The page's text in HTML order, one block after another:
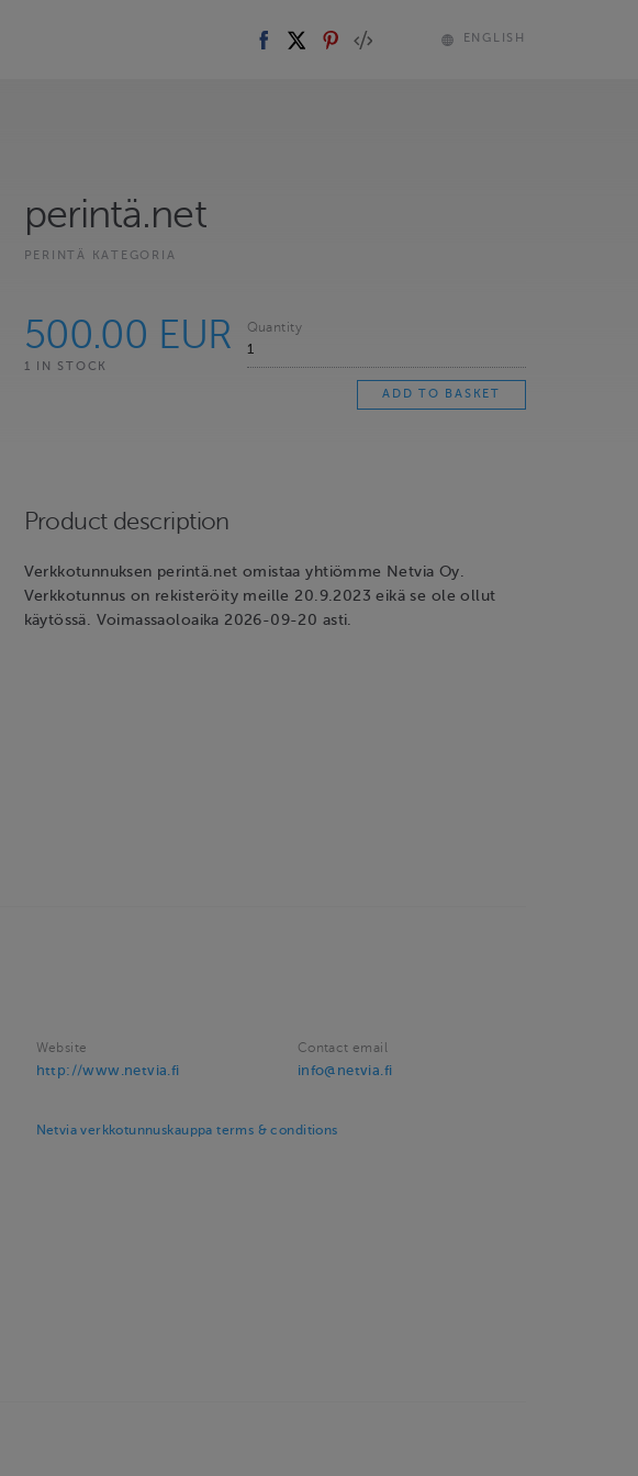
ENGLISH
perintä.net
PERINTÄ KATEGORIA
500.00 EUR
1 IN STOCK
Quantity
Product description
Verkkotunnuksen perintä.net omistaa yhtiömme Netvia Oy.
Verkkotunnus on rekisteröity meille 20.9.2023 eikä se ole ollut
käytössä. Voimassaoloaika 2026-09-20 asti.
Website
http://www.netvia.fi
Contact email
info@netvia.fi
Netvia verkkotunnuskauppa terms & conditions